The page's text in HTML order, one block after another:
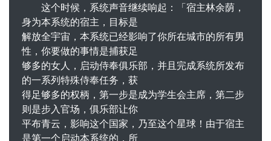
这个时候，系统声音继续响起：「宿主林余荫，
身为本系统的宿主，目标是
解放全宇宙，本系统已经影响了你所在城市的所有男
性，你要做的事情是捕获足
够多的女人，启动侍奉俱乐部，并且完成系统所发布
的一系列特殊侍奉任务，获
得足够多的权柄，第一步是成为学生会主席，第二步
则是步入官场，俱乐部让你
平布青云，影响这个国家，乃至这个星球！由于宿主
是第一个启动本系统的，所